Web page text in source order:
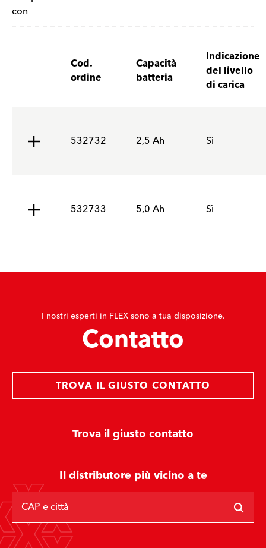
con
Cod.
ordine
Capacità
batteria
Indicazione
del livello
di carica
532732 2,5 Ah Sì
532733 5,0 Ah Sì
I nostri esperti in FLEX sono a tua disposizione.
Contatto
Trova il giusto contatto
TROVA IL GIUSTO CONTATTO
Il distributore più vicino a te
CAP e città